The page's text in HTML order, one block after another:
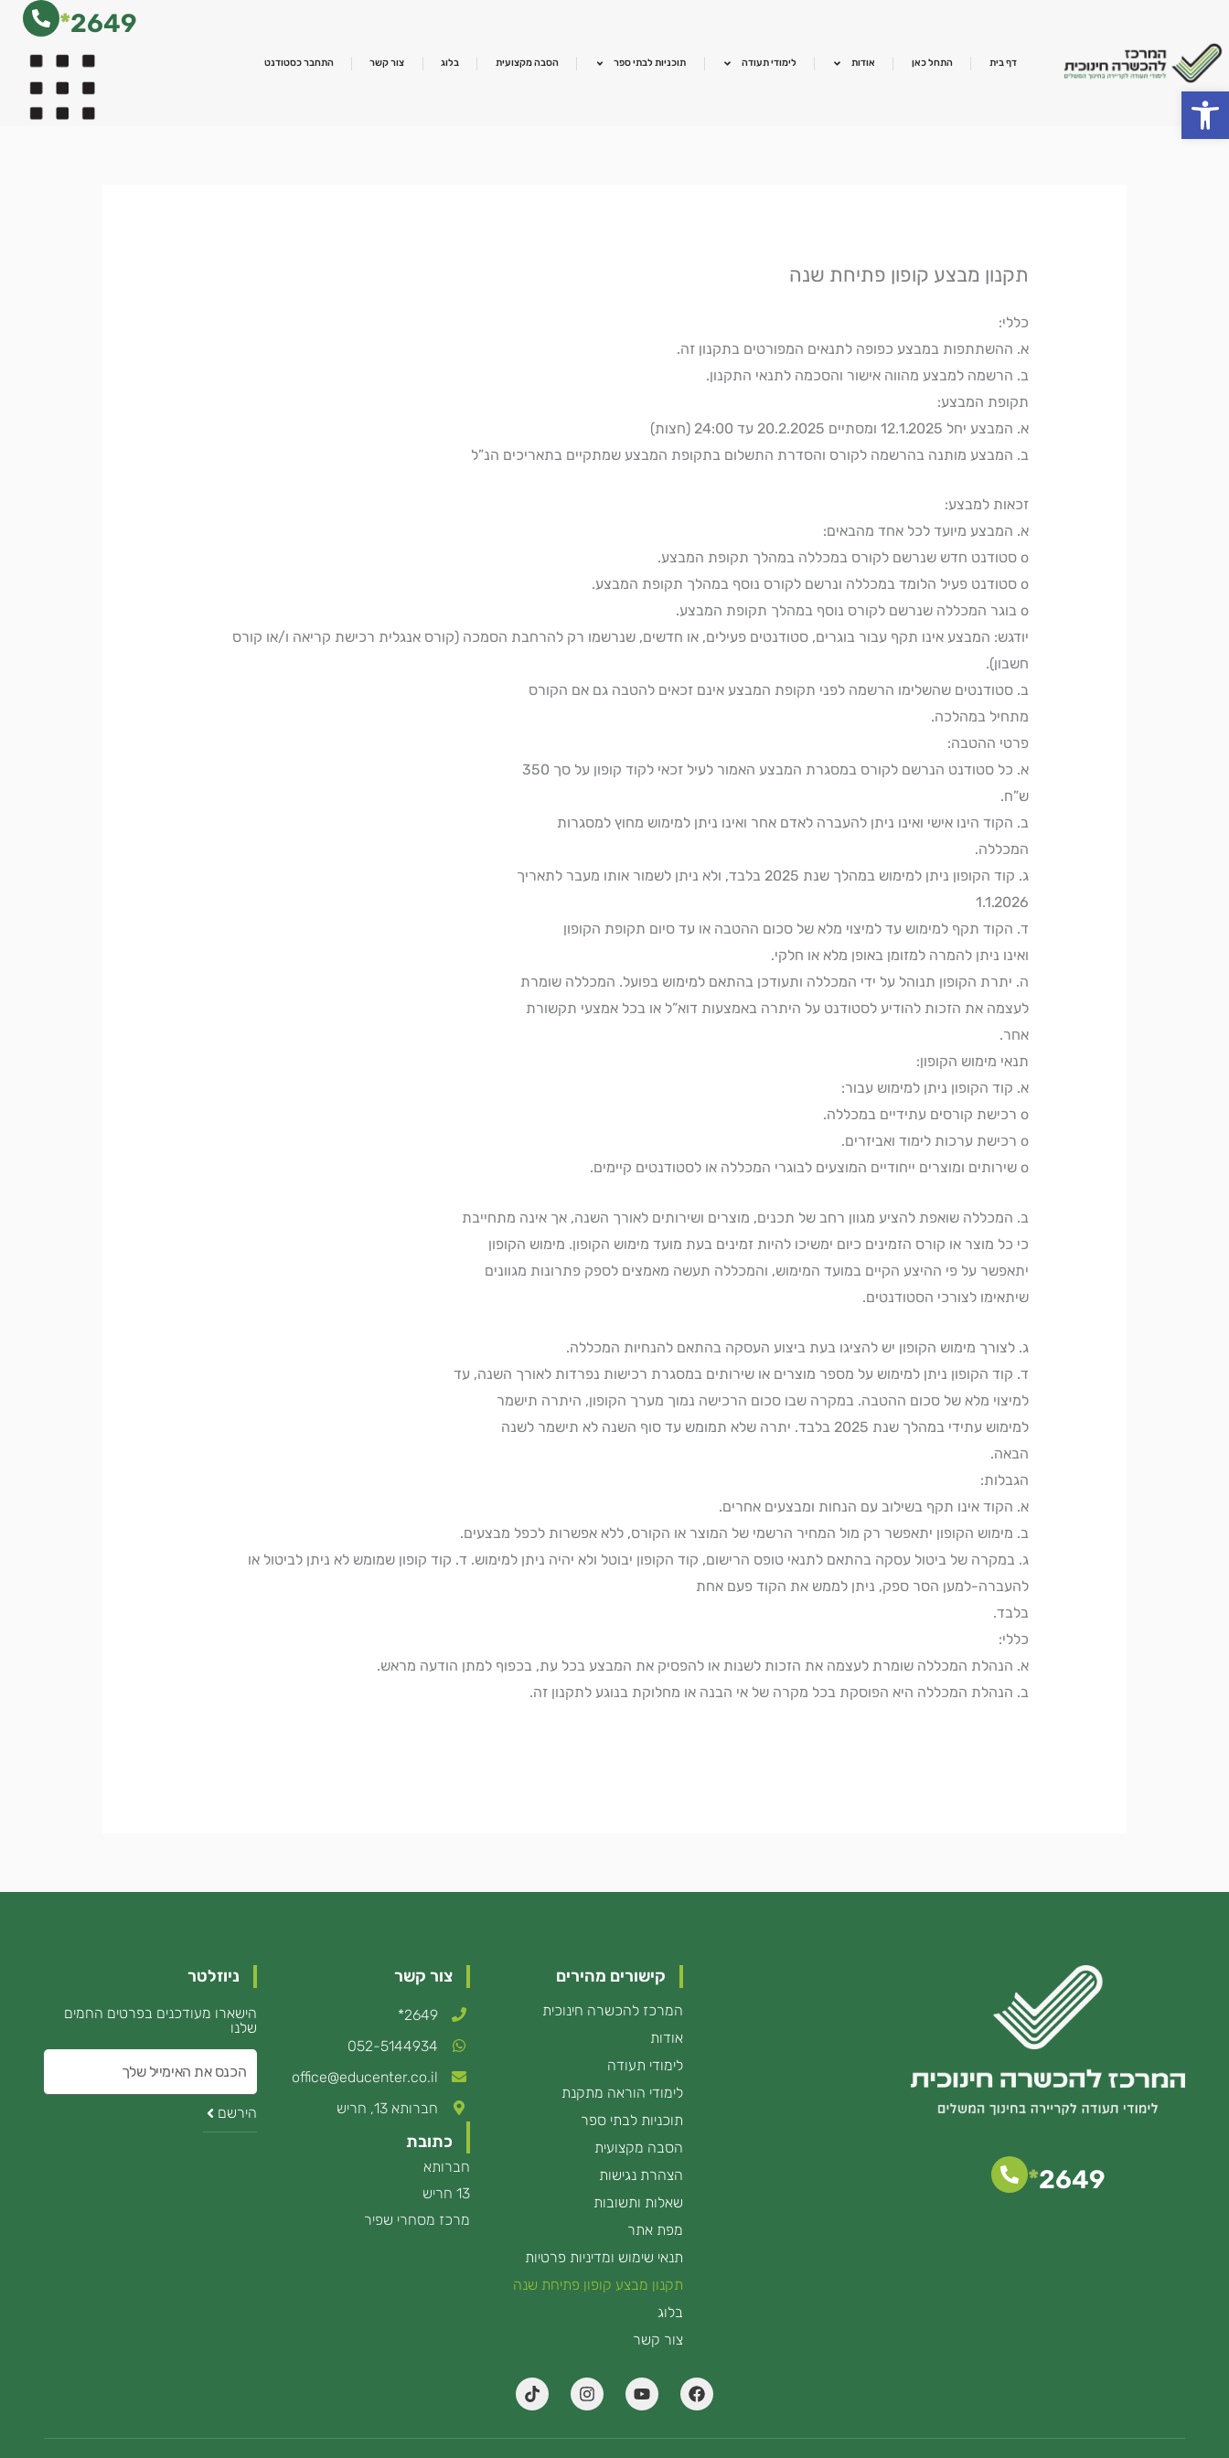
פתח סרגל נגישות
לתוכן
דף בית התחל כאן אודות לימודי תעודה תוכניות לבתי ספר הסבה מקצועית בלוג צור קשר התחבר כסטודנט
2649
*
תקנון מבצע קופון פתיחת שנה
כללי:
א. ההשתתפות במבצע כפופה לתנאים המפורטים בתקנון זה.
ב. הרשמה למבצע מהווה אישור והסכמה לתנאי התקנון.
תקופת המבצע:
א. המבצע יחל 12.1.2025 ומסתיים 20.2.2025 עד 24:00 (חצות)
ב. המבצע מותנה בהרשמה לקורס והסדרת התשלום בתקופת המבצע שמתקיים בתאריכים הנ”ל
זכאות למבצע:
א. המבצע מיועד לכל אחד מהבאים:
o סטודנט חדש שנרשם לקורס במכללה במהלך תקופת המבצע.
o סטודנט פעיל הלומד במכללה ונרשם לקורס נוסף במהלך תקופת המבצע.
o בוגר המכללה שנרשם לקורס נוסף במהלך תקופת המבצע.
יודגש: המבצע אינו תקף עבור בוגרים, סטודנטים פעילים, או חדשים, שנרשמו רק להרחבת הסמכה (קורס אנגלית רכישת קריאה ו/או קורס
חשבון).
ב. סטודנטים שהשלימו הרשמה לפני תקופת המבצע אינם זכאים להטבה גם אם הקורס
מתחיל במהלכה.
פרטי ההטבה:
א. כל סטודנט הנרשם לקורס במסגרת המבצע האמור לעיל זכאי לקוד קופון על סך 350
ש”ח.
ב. הקוד הינו אישי ואינו ניתן להעברה לאדם אחר ואינו ניתן למימוש מחוץ למסגרות
המכללה.
ג. קוד הקופון ניתן למימוש במהלך שנת 2025 בלבד, ולא ניתן לשמור אותו מעבר לתאריך
1.1.2026
ד. הקוד תקף למימוש עד למיצוי מלא של סכום ההטבה או עד סיום תקופת הקופון
ואינו ניתן להמרה למזומן באופן מלא או חלקי.
ה. יתרת הקופון תנוהל על ידי המכללה ותעודכן בהתאם למימוש בפועל. המכללה שומרת
לעצמה את הזכות להודיע לסטודנט על היתרה באמצעות דוא”ל או בכל אמצעי תקשורת
אחר.
תנאי מימוש הקופון:
א. קוד הקופון ניתן למימוש עבור:
o רכישת קורסים עתידיים במכללה.
o רכישת ערכות לימוד ואביזרים.
o שירותים ומוצרים ייחודיים המוצעים לבוגרי המכללה או לסטודנטים קיימים.
ב. המכללה שואפת להציע מגוון רחב של תכנים, מוצרים ושירותים לאורך השנה, אך אינה מתחייבת
כי כל מוצר או קורס הזמינים כיום ימשיכו להיות זמינים בעת מועד מימוש הקופון. מימוש הקופון
יתאפשר על פי ההיצע הקיים במועד המימוש, והמכללה תעשה מאמצים לספק פתרונות מגוונים
שיתאימו לצורכי הסטודנטים.
ג. לצורך מימוש הקופון יש להציגו בעת ביצוע העסקה בהתאם להנחיות המכללה.
ד. קוד הקופון ניתן למימוש על מספר מוצרים או שירותים במסגרת רכישות נפרדות לאורך השנה, עד
למיצוי מלא של סכום ההטבה. במקרה שבו סכום הרכישה נמוך מערך הקופון, היתרה תישמר
למימוש עתידי במהלך שנת 2025 בלבד. יתרה שלא תמומש עד סוף השנה לא תישמר לשנה
הבאה.
הגבלות:
א. הקוד אינו תקף בשילוב עם הנחות ומבצעים אחרים.
ב. מימוש הקופון יתאפשר רק מול המחיר הרשמי של המוצר או הקורס, ללא אפשרות לכפל מבצעים.
ג. במקרה של ביטול עסקה בהתאם לתנאי טופס הרישום, קוד הקופון יבוטל ולא יהיה ניתן למימוש. ד. קוד קופון שמומש לא ניתן לביטול או
להעברה-למען הסר ספק, ניתן לממש את הקוד פעם אחת
בלבד.
כללי:
א. הנהלת המכללה שומרת לעצמה את הזכות לשנות או להפסיק את המבצע בכל עת, בכפוף למתן הודעה מראש.
ב. הנהלת המכללה היא הפוסקת בכל מקרה של אי הבנה או מחלוקת בנוגע לתקנון זה.
2649
*
קישורים מהירים
המרכז להכשרה חינוכית
אודות
לימודי תעודה
לימודי הוראה מתקנת
תוכניות לבתי ספר
הסבה מקצועית
הצהרת נגישות
שאלות ותשובות
מפת אתר
תנאי שימוש ומדיניות פרטיות
תקנון מבצע קופון פתיחת שנה
בלוג
צור קשר
צור קשר
2649*
052-5144934
office@educenter.co.il
חברותא 13, חריש
כתובת
חברותא
13 חריש
מרכז מסחרי שפיר
ניוזלטר
הישארו מעודכנים בפרטים החמים
שלנו
את
האימייל
הירשם
F
a
c
e
Y
o
u
t
I
n
s
t
T
i
k
t